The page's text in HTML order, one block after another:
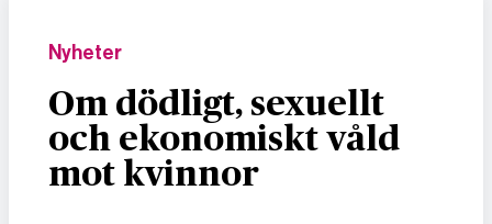
Nyheter
Om dödligt, sexuellt
och ekonomiskt våld
mot kvinnor